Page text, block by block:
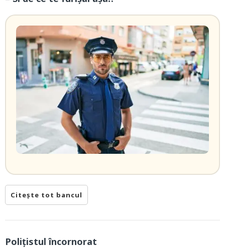
Citește tot bancul
Poliţistul încornorat